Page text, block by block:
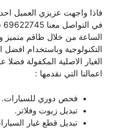
فاذا واجهت عزيزي العميل
الساعة من خلال طاقم متميز
التكنولوجية وباستخدام
الغيار الاصلية المكفولة
اعمالنا التي نقدمها :
فحص دوري للسيارات.
تبديل زيوت وفلاتر.
تبديل قطع غيار